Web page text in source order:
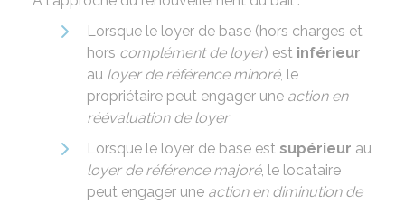
Lorsque le loyer de base (hors charges et
hors complément de loyer) est inférieur
au loyer de référence minoré, le
propriétaire peut engager une action en
réévaluation de loyer
Lorsque le loyer de base est supérieur au
loyer de référence majoré, le locataire
peut engager une action en diminution de